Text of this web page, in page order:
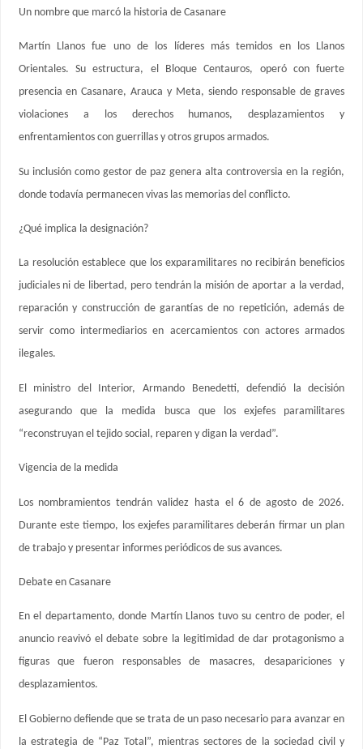
Un nombre que marcó la historia de Casanare
Martín Llanos fue uno de los líderes más temidos en los Llanos
Orientales. Su estructura, el Bloque Centauros, operó con fuerte
presencia en Casanare, Arauca y Meta, siendo responsable de graves
violaciones a los derechos humanos, desplazamientos y
enfrentamientos con guerrillas y otros grupos armados.
Su inclusión como gestor de paz genera alta controversia en la región,
donde todavía permanecen vivas las memorias del conflicto.
¿Qué implica la designación?
La resolución establece que los exparamilitares no recibirán beneficios
judiciales ni de libertad, pero tendrán la misión de aportar a la verdad,
reparación y construcción de garantías de no repetición, además de
servir como intermediarios en acercamientos con actores armados
ilegales.
El ministro del Interior, Armando Benedetti, defendió la decisión
asegurando que la medida busca que los exjefes paramilitares
“reconstruyan el tejido social, reparen y digan la verdad”.
Vigencia de la medida
Los nombramientos tendrán validez hasta el 6 de agosto de 2026.
Durante este tiempo, los exjefes paramilitares deberán firmar un plan
de trabajo y presentar informes periódicos de sus avances.
Debate en Casanare
En el departamento, donde Martín Llanos tuvo su centro de poder, el
anuncio reavivó el debate sobre la legitimidad de dar protagonismo a
figuras que fueron responsables de masacres, desapariciones y
desplazamientos.
El Gobierno defiende que se trata de un paso necesario para avanzar en
la estrategia de “Paz Total”, mientras sectores de la sociedad civil y